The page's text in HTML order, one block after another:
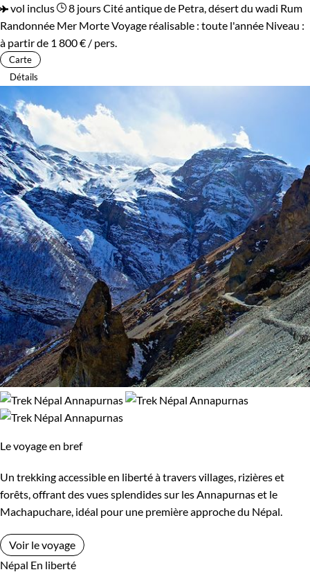
vol inclus
8 joursCité antique de Petra, désert du wadi Rum
Randonnée Mer MorteVoyage réalisable : toute l'année Niveau :
à partir de 1 800 € / pers.
Carte
Détails
Le voyage en bref
Un trekking accessible en liberté à travers villages, rizières et
forêts, offrant des vues splendides sur les Annapurnas et le
Machapuchare, idéal pour une première approche du Népal.
Voir le voyage
Népal En liberté